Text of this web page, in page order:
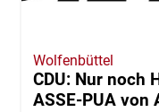
Wolfenbüttel
CDU: Nur noch
ASSE-PUA